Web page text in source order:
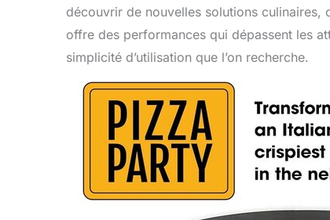
découvrir de nouvelles solutions culinaires,
offre des performances qui dépassent les
simplicité d’utilisation que l’on recherche.